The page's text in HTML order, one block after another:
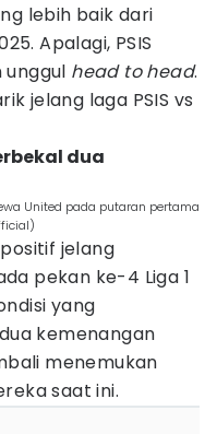
lebih baik dari
Apalagi, PSIS
head to head.
jelang laga PSIS vs
dua
United pada putaran pertama
jelang
pekan ke-4 Liga 1
yang
kemenangan
menemukan
saat ini.